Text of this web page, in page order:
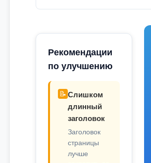
Рекомендации
по улучшению
📝 Слишком
длинный
заголовок
Заголовок
страницы
лучше